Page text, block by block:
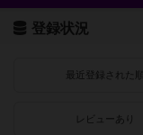
登録状況
最近登録された順
レビューあり